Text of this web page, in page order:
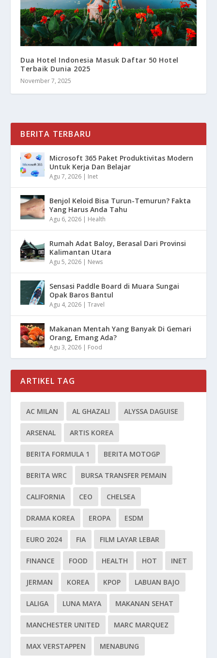
Dua Hotel Indonesia Masuk Daftar 50 Hotel
Terbaik Dunia 2025
November 7, 2025
BERITA TERBARU
Microsoft 365 Paket Produktivitas Modern
Untuk Kerja Dan Belajar
Agu 7, 2026 | Inet
Benjol Keloid Bisa Turun-Temurun? Fakta
Yang Harus Anda Tahu
Agu 6, 2026 | Health
Rumah Adat Baloy, Berasal Dari Provinsi
Kalimantan Utara
Agu 5, 2026 | News
Sensasi Paddle Board di Muara Sungai
Opak Baros Bantul
Agu 4, 2026 |Travel
Makanan Mentah Yang Banyak Di Gemari
Orang, Emang Ada?
Agu 3, 2026 | Food
ARTIKEL TAG
AC MILAN AL GHAZALI ALYSSA DAGUISE
ARSENAL ARTIS KOREA
BERITA FORMULA 1 BERITA MOTOGP
BERITA WRC BURSA TRANSFER PEMAIN
CALIFORNIA CEO CHELSEA
DRAMA KOREA EROPA ESDM
EURO 2024 FIA FILM LAYAR LEBAR
FINANCE FOOD HEALTH HOT INET
JERMAN KOREA KPOP LABUAN BAJO
LALIGA LUNA MAYA MAKANAN SEHAT
MANCHESTER UNITED MARC MARQUEZ
MAX VERSTAPPEN MENABUNG